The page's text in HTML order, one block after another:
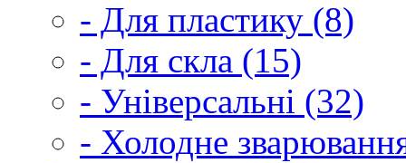
- Для пластику (8)
- Для скла (15)
- Універсальні (32)
- Холодне